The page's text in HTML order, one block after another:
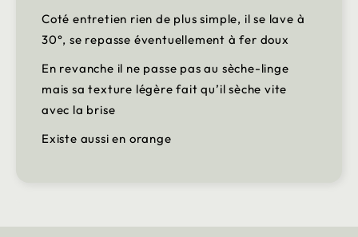
Coté entretien rien de plus simple, il se lave à
30°, se repasse éventuellement à fer doux
En revanche il ne passe pas au sèche-linge
mais sa texture légère fait qu’il sèche vite
avec la brise
Existe aussi en orange